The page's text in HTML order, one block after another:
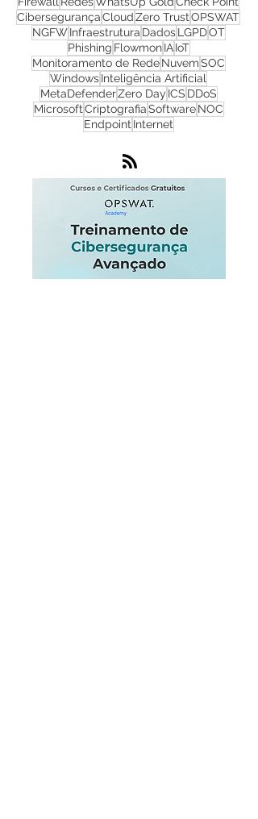
CyberSecurityTIHackersMalware
Cyber Security RansomwareProgress
FirewallRedesWhatsUp Gold Check Point
CibersegurançaCloudZero Trust
NGFWInfraestruturaDadosLGPDOT
PhishingFlowmon IAIoT
Monitoramento de RedeNuvemSOC
WindowsInteligência Artificial
MetaDefenderZero DayICS
EndpointInternet